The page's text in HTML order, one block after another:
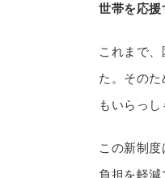
世帯を応援
これまで
た。その
もいらっし
この新制度
負担を軽